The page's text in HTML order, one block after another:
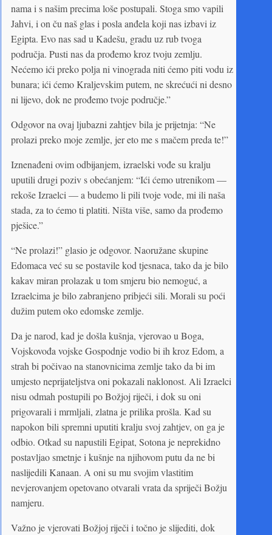
nama i s našim precima loše postupali. Stoga smo vapili
Jahvi, i on ču naš glas i posla anđela koji nas izbavi iz
Egipta. Evo nas sad u Kadešu, gradu uz rub tvoga
područja. Pusti nas da prođemo kroz tvoju zemlju.
Nećemo ići preko polja ni vinograda niti ćemo piti vodu iz
bunara; ići ćemo Kraljevskim putem, ne skrećući ni desno
ni lijevo, dok ne prođemo tvoje područje.”
Odgovor na ovaj ljubazni zahtjev bila je prijetnja: “Ne
prolazi preko moje zemlje, jer eto me s mačem preda te!”
Iznenađeni ovim odbijanjem, izraelski vođe su kralju
uputili drugi poziv s obećanjem: “Ići ćemo utrenikom —
rekoše Izraelci — a budemo li pili tvoje vode, mi ili naša
stada, za to ćemo ti platiti. Ništa više, samo da prođemo
pješice.”
“Ne prolazi!” glasio je odgovor. Naoružane skupine
Edomaca već su se postavile kod tjesnaca, tako da je bilo
kakav miran prolazak u tom smjeru bio nemoguć, a
Izraelcima je bilo zabranjeno pribjeći sili. Morali su poći
dužim putem oko edomske zemlje.
Da je narod, kad je došla kušnja, vjerovao u Boga,
Vojskovođa vojske Gospodnje vodio bi ih kroz Edom, a
strah bi počivao na stanovnicima zemlje tako da bi im
umjesto neprijateljstva oni pokazali naklonost. Ali Izraelci
nisu odmah postupili po Božjoj riječi, i dok su oni
prigovarali i mrmljali, zlatna je prilika prošla. Kad su
napokon bili spremni uputiti kralju svoj zahtjev, on ga je
odbio. Otkad su napustili Egipat, Sotona je neprekidno
postavljao smetnje i kušnje na njihovom putu da ne bi
naslijedili Kanaan. A oni su mu svojim vlastitim
nevjerovanjem opetovano otvarali vrata da spriječi Božju
namjeru.
Važno je vjerovati Božjoj riječi i točno je slijediti, dok